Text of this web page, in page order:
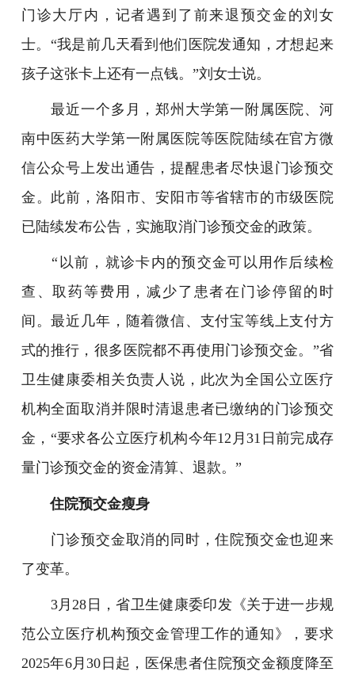
门诊大厅内，记者遇到了前来退预交金的刘女
士。“我是前几天看到他们医院发通知，才想起来
孩子这张卡上还有一点钱。”刘女士说。
最近一个多月，郑州大学第一附属医院、河
南中医药大学第一附属医院等医院陆续在官方微
信公众号上发出通告，提醒患者尽快退门诊预交
金。此前，洛阳市、安阳市等省辖市的市级医院
已陆续发布公告，实施取消门诊预交金的政策。
“以前，就诊卡内的预交金可以用作后续检
查、取药等费用，减少了患者在门诊停留的时
间。最近几年，随着微信、支付宝等线上支付方
式的推行，很多医院都不再使用门诊预交金。”省
卫生健康委相关负责人说，此次为全国公立医疗
机构全面取消并限时清退患者已缴纳的门诊预交
金，“要求各公立医疗机构今年12月31日前完成存
量门诊预交金的资金清算、退款。”
住院预交金瘦身
门诊预交金取消的同时，住院预交金也迎来
了变革。
3月28日，省卫生健康委印发《关于进一步规
范公立医疗机构预交金管理工作的通知》，要求
2025年6月30日起，医保患者住院预交金额度降至